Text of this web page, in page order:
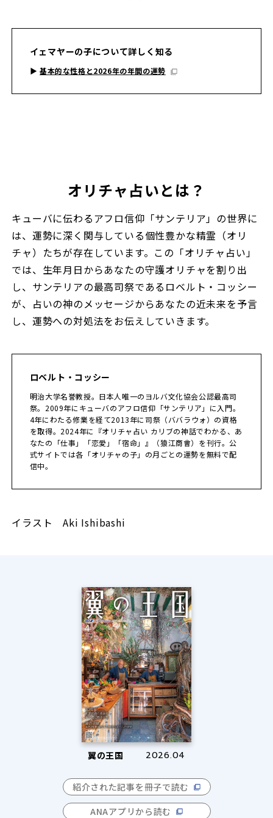
イェマヤーの子について詳しく知る
▶︎ 基本的な性格と2026年の年間の運勢
オリチャ占いとは？
キューバに伝わるアフロ信仰「サンテリア」の世界に
は、運勢に深く関与している個性豊かな精霊（オリ
チャ）たちが存在しています。この「オリチャ占い」
では、生年月日からあなたの守護オリチャを割り出
し、サンテリアの最高司祭であるロベルト・コッシー
が、占いの神のメッセージからあなたの近未来を予言
し、運勢への対処法をお伝えしていきます。
ロベルト・コッシー
明治大学名誉教授。日本人唯一のヨルバ文化協会公認最高司
祭。2009年にキューバのアフロ信仰「サンテリア」に入門。
4年にわたる修業を経て2013年に司祭（ババラウォ）の資格
を取得。2024年に『オリチャ占い カリブの神話でわかる、あ
なたの「仕事」「恋愛」「宿命」』（猿江商會）を刊行。公
式サイトでは各「オリチャの子」の月ごとの運勢を無料で配
信中。
イラスト Aki Ishibashi
翼の王国 2026.04
紹介された記事を冊子で読む
ANAアプリから読む